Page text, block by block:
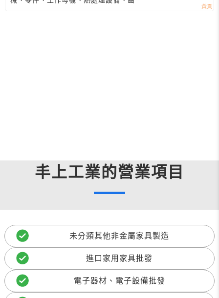
丰上工業的營業項目
未分類其他非金屬家具製造
進口家用家具批發
電子器材、電子設備批發